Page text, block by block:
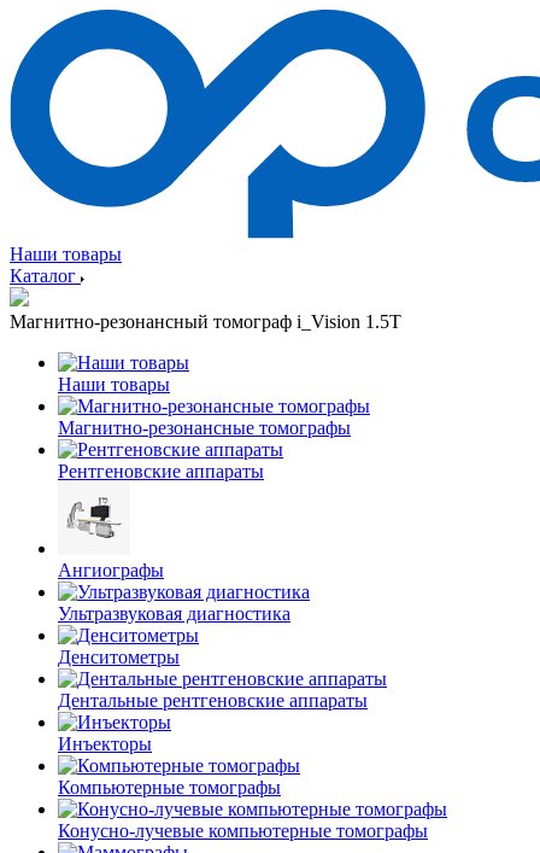
Наши товары
Каталог
Магнитно-резонансный томограф i_Vision 1.5T
Наши товары
Магнитно-резонансные томографы
Рентгеновские аппараты
Ангиографы
Ультразвуковая диагностика
Денситометры
Дентальные рентгеновские аппараты
Инъекторы
Компьютерные томографы
Конусно-лучевые компьютерные томографы